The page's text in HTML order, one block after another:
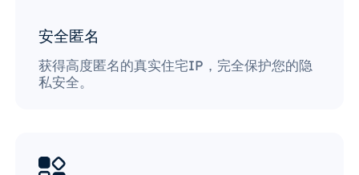
安全匿名
获得高度匿名的真实住宅IP，完全保护您的隐
私安全。